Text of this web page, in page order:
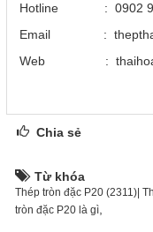
Hotline : 0902
Email :
Web :
Chia sẻ
Từ khóa
Thép tròn đặc P20 (2311)|
tròn đặc P20 là gì